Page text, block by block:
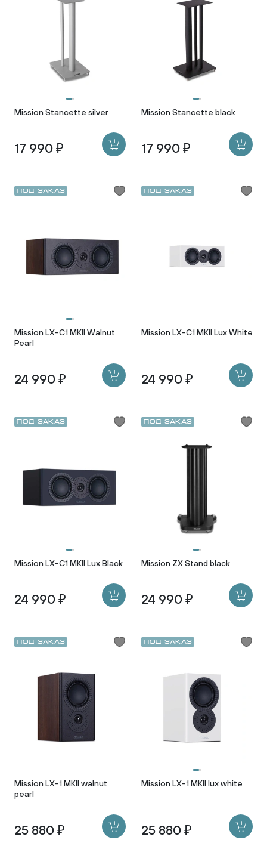
Mission Stancette silver
17 990 ₽
Mission Stancette black
17 990 ₽
Под заказ
Mission LX-C1 MKII Walnut
Pearl
24 990 ₽
Под заказ
Mission LX-C1 MKII Lux White
24 990 ₽
Под заказ
Mission LX-C1 MKII Lux Black
24 990 ₽
Под заказ
Mission ZX Stand black
24 990 ₽
Под заказ
Mission LX-1 MKII walnut
pearl
25 880 ₽
Под заказ
Mission LX-1 MKII lux white
25 880 ₽